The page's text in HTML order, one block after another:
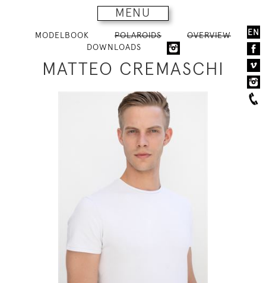
MENU
EN
MODELBOOK POLAROIDS
OVERVIEW
DOWNLOADS
MATTEO CREMASCHI